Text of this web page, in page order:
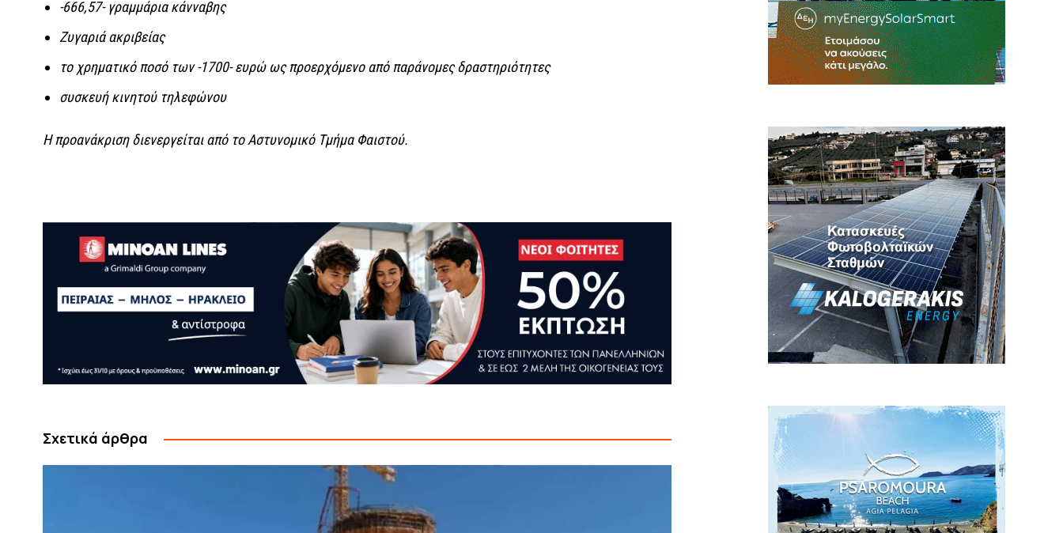
-666,57- γραμμάρια κάνναβης
Ζυγαριά ακριβείας
το χρηματικό ποσό των -1700- ευρώ ως προερχόμενο από παράνομες δραστηριότητες
συσκευή κινητού τηλεφώνου
Η προανάκριση διενεργείται από το Αστυνομικό Τμήμα Φαιστού.
Σχετικά άρθρα